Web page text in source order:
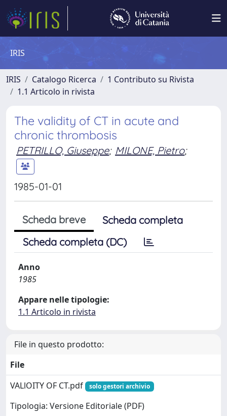
IRIS
IRIS Catalogo Ricerca
1 Contributo su Rivista
1.1 Articolo in rivista
The validity of CT in acute and
chronic thrombosis
PETRILLO, Giuseppe; MILONE, Pietro;
1985-01-01
Scheda breve
Scheda completa
Scheda completa (DC)
Anno
1985
Appare nelle tipologie:
1.1 Articolo in rivista
File in questo prodotto:
File
VALlOITY OF CT.pdf
solo gestori archivio
Tipologia: Versione Editoriale (PDF)